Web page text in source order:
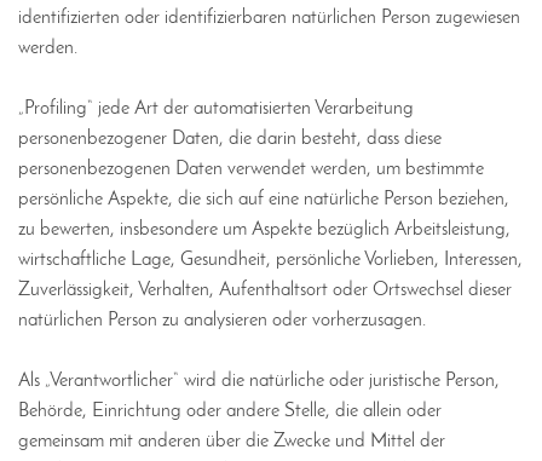
identifizierten oder identifizierbaren natürlichen Person zugewiesen
werden.
„Profiling“ jede Art der automatisierten Verarbeitung
personenbezogener Daten, die darin besteht, dass diese
personenbezogenen Daten verwendet werden, um bestimmte
persönliche Aspekte, die sich auf eine natürliche Person beziehen,
zu bewerten, insbesondere um Aspekte bezüglich Arbeitsleistung,
wirtschaftliche Lage, Gesundheit, persönliche Vorlieben, Interessen,
Zuverlässigkeit, Verhalten, Aufenthaltsort oder Ortswechsel dieser
natürlichen Person zu analysieren oder vorherzusagen.
Als „Verantwortlicher“ wird die natürliche oder juristische Person,
Behörde, Einrichtung oder andere Stelle, die allein oder
gemeinsam mit anderen über die Zwecke und Mittel der